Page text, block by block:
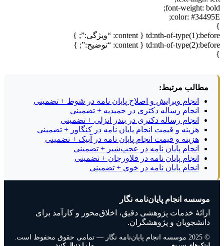
font-weight: bold;
color: #34495E;
}
td:nth-of-type(1):before { content: “ویژگی:”; }
td:nth-of-type(2):before { content: “توضیح:”; }
}
مطالب مرتبط:
انجام ویرایش و اصلاح پایان نامه در شوط + تضمینی
انجام رساله دکتری در حمیدیه + تضمینی
انجام رساله دکتری در بندر انزلی + تضمینی
هزینه و قیمت انجام پایان نامه در کنگاور + تضمینی
هزینه و قیمت انجام پایان نامه در آبیک + تضمینی
انجام پایان نامه در عجب‌شیر + تضمینی
انجام پایان نامه در فلاورجان + تضمینی
انجام پایان نامه در خوی + تضمینی
موسسه انجام پایان‌نامه نگار
ارائهٔ خدمات پژوهشی دقیق، اخلاق‌محور و کارآمد برای
دانشجویان و پژوهشگران.
© 2025 موسسه انجام پایان‌نامه نگار — تمامی حقوق محفوظ است.